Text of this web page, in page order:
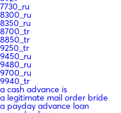
7730_ru
8300_ru
8350_ru
8700_tr
8850_tr
9250_tr
9450_ru
9480_ru
9700_ru
9940_tr
a cash advance is
a legitimate mail order bride
a payday advance loan